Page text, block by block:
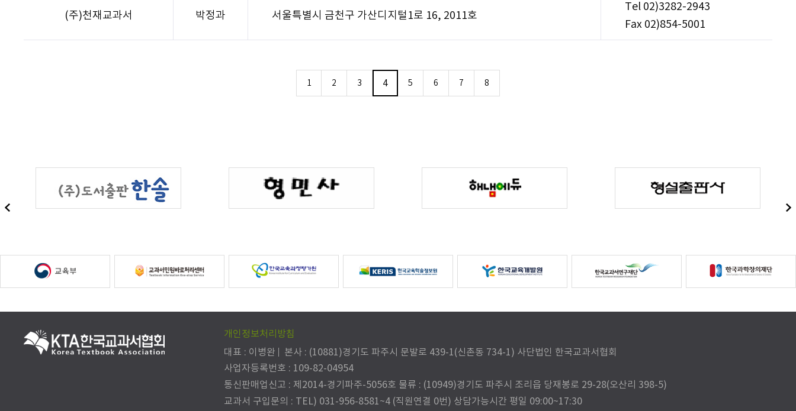
(주)천재교과서 박정과 서울특별시 금천구 가산디지털1로 16, 2011호
Tel 02)3282-2943
Fax 02)854-5001
1 2 3 4 5 6 7 8
개인정보처리방침
대표 : 이병완
본사 : (10881)경기도 파주시 문발로 439-1(신촌동 734-1) 사단법인 한국교과서협회
사업자등록번호 : 109-82-04954
통신판매업신고 : 제2014-경기파주-5056호 물류 : (10949)경기도 파주시 조리읍 당재봉로 29-28(오산리 398-5)
교과서 구입문의 : TEL) 031-956-8581~4 (직원연결 0번) 상담가능시간 평일 09:00~17:30